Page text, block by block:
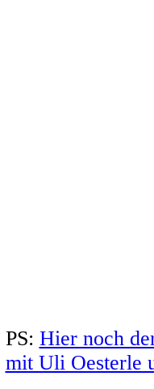
PS: Hier noch
mit Uli Oesterle